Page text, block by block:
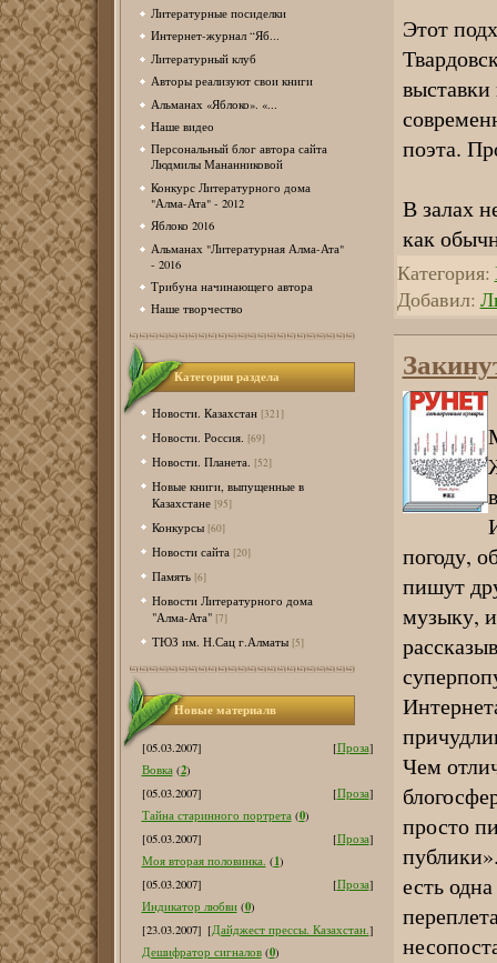
Литературные посиделки
Интернет-журнал “Яб...
Литературный клуб
Авторы реализуют свои книги
Альманах «Яблоко». «...
Наше видео
Персональный блог автора сайта
Людмилы Мананниковой
Конкурс Литературного дома
"Алма-Ата" - 2012
Яблоко 2016
Альманах "Литературная Алма-Ата"
- 2016
Трибуна начинающего автора
Наше творчество
Категории раздела
Новости. Казахстан [321]
Новости. Россия. [69]
Новости. Планета. [52]
Новые книги, выпущенные в
Казахстане [95]
Конкурсы [60]
Новости сайта [20]
Память [6]
Новости Литературного дома
"Алма-Ата" [7]
ТЮЗ им. Н.Сац г.Алматы [5]
Новые материалв
[05.03.2007] [Проза]
Вовка (2)
[05.03.2007]
[Проза]
Тайна старинного портрета (0)
[05.03.2007]
[Проза]
Моя вторая половинка. (1)
[05.03.2007]
[Проза]
Индикатор любви (0)
[23.03.2007] [Дайджест прессы. Казахстан.]
Дешифратор сигналов (0)
Этот
поэта.
В залах
как
Категория:
Добавил:
погоду,
пишут
музыку,
Чем
просто
есть